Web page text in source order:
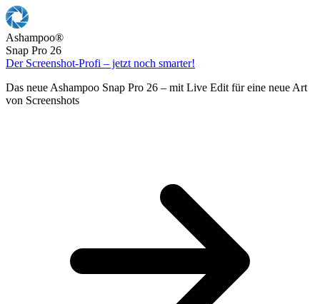
Ashampoo®
Snap Pro 26
Der Screenshot-Profi – jetzt noch smarter!
Das neue Ashampoo Snap Pro 26 – mit Live Edit für eine neue Art
von Screenshots